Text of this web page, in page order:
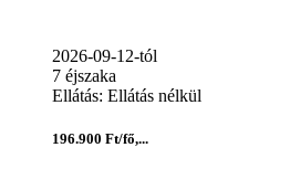
2026-09-12-tól
7 éjszaka
Ellátás: Ellátás nélkül
196.900 Ft/fő,...